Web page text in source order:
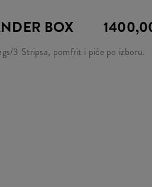
BOX
3 Stripsa, pomfrit i piće po izboru.